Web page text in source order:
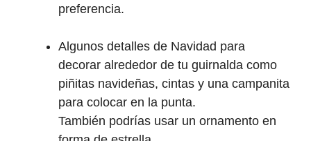
preferencia.
Algunos detalles de Navidad para
decorar alrededor de tu guirnalda como
piñitas navideñas, cintas y una campanita
para colocar en la punta.
También podrías usar un ornamento en